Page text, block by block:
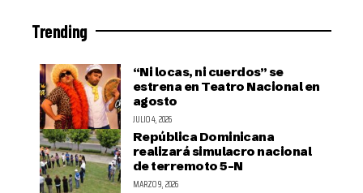
Trending
“Ni locas, ni cuerdos” se
estrena en Teatro Nacional en
agosto
JULIO 4, 2026
República Dominicana
realizará simulacro nacional
de terremoto 5-N
MARZO 9, 2026